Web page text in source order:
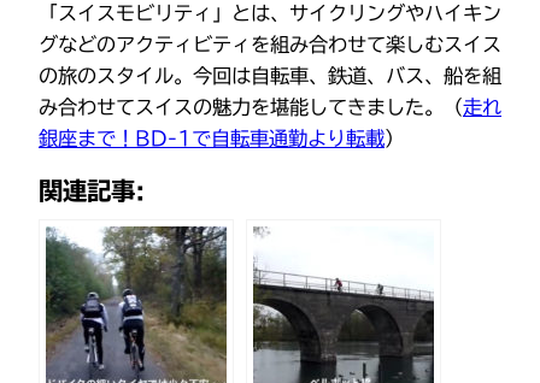
「スイスモビリティ」とは、サイクリングやハイキン
グなどのアクティビティを組み合わせて楽しむスイス
の旅のスタイル。今回は自転車、鉄道、バス、船を組
み合わせてスイスの魅力を堪能してきました。（走れ
銀座まで！BD-1で自転車通勤より転載）
関連記事: